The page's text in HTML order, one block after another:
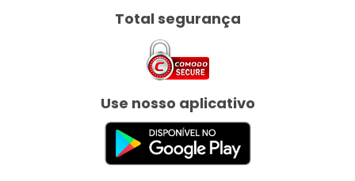
Total segurança
Use nosso aplicativo